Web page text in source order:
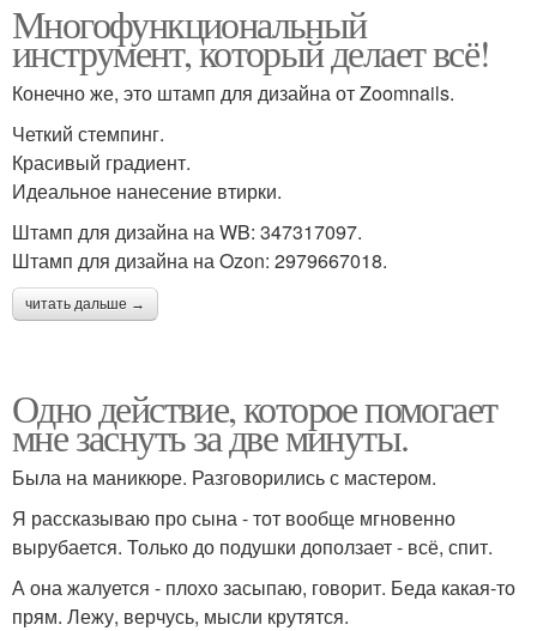
Многофункциональный
инструмент, который делает всё!
Конечно же, это штамп для дизайна от Zoomnails.
Четкий стемпинг.
Красивый градиент.
Идеальное нанесение втирки.
Штамп для дизайна на WB: 347317097.
Штамп для дизайна на Ozon: 2979667018.
читать дальше →
Одно действие, которое помогает
мне заснуть за две минуты.
Была на маникюре. Разговорились с мастером.
Я рассказываю про сына - тот вообще мгновенно
вырубается. Только до подушки доползает - всё, спит.
А она жалуется - плохо засыпаю, говорит. Беда какая-то
прям. Лежу, верчусь, мысли крутятся.